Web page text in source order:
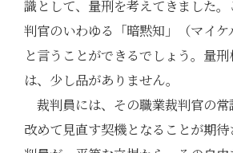
識として、量刑を考えてきました
判官のいわゆる「暗黙知」（マイケ
と言うことができるでしょう。量
は、少し品がありません。
裁判員には、その職業裁判官の常
改めて見直す契機となることが期